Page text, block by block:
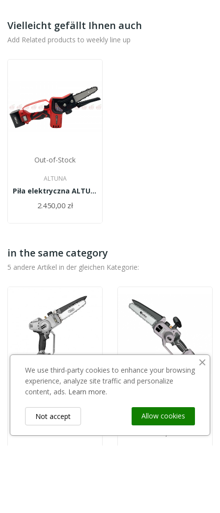
Vielleicht gefällt Ihnen auch
Add Related products to weekly line up
Out-of-Stock
ALTUNA
Piła elektryczna ALTUNA/AB100-MS/
2.450,00 zł
in the same category
5 andere Artikel in der gleichen Kategorie:
KAMIKAZE
1.650,00 zł
KAMIKAZE
1.950,01 zł
We use third-party cookies to enhance your browsing
experience, analyze site traffic and personalize
content, ads. Learn more.
Allow cookies
Not accept